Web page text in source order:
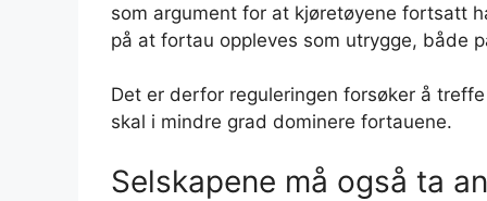
som argument for at kjøretøyene fortsatt
på at fortau oppleves som utrygge, både
Det er derfor reguleringen forsøker å
skal i mindre grad dominere fortauene.
Selskapene må også ta